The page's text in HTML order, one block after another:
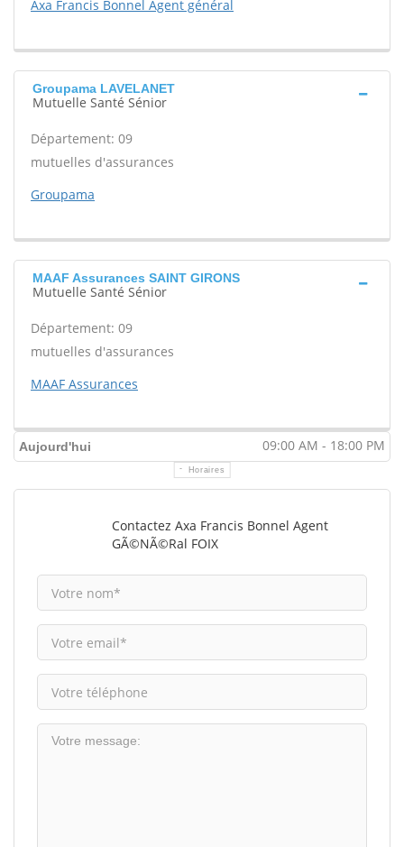
Axa Francis Bonnel Agent général
Groupama LAVELANET
Mutuelle Santé Sénior
Département: 09
mutuelles d'assurances
Groupama
MAAF Assurances SAINT GIRONS
Mutuelle Santé Sénior
Département: 09
mutuelles d'assurances
MAAF Assurances
Aujourd'hui 09:00 AM - 18:00 PM
Horaires
Contactez Axa Francis Bonnel Agent
GÃ©nÃ©ral FOIX